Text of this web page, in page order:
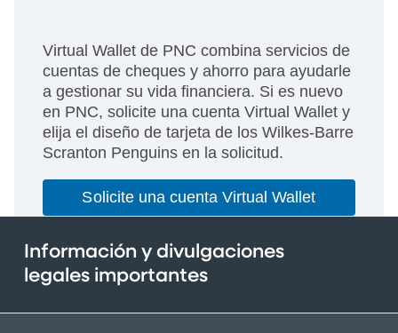
Virtual Wallet de PNC combina servicios de
cuentas de cheques y ahorro para ayudarle
a gestionar su vida financiera. Si es nuevo
en PNC, solicite una cuenta Virtual Wallet y
elija el diseño de tarjeta de los Wilkes-Barre
Scranton Penguins en la solicitud.
Solicite una cuenta Virtual Wallet
Información y divulgaciones
legales importantes